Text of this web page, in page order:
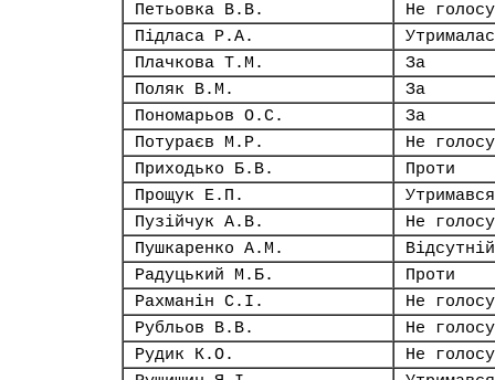
Петьовка В.В.
Не
Підласа Р.А.
Плачкова Т.М.
За
Поляк В.М.
За
Пономарьов О.С.
За
Потураєв М.Р.
Не
Приходько Б.В.
Проти
Прощук Е.П.
Утримався
Пузійчук А.В.
Не
Пушкаренко А.М.
Відсутній
Радуцький М.Б.
Проти
Рахманін С.І.
Не
Рубльов В.В.
Не
Рудик К.О.
Не